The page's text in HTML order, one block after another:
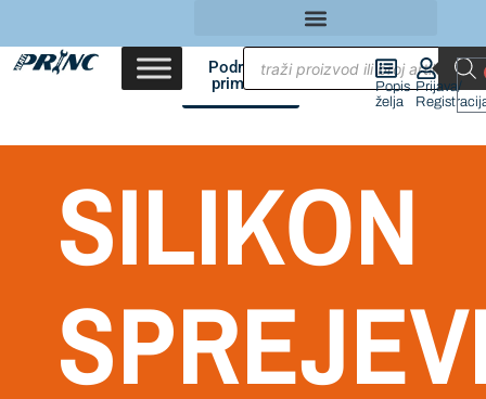
Područja
primene
Popis
želja
Prijava/
SILIKON